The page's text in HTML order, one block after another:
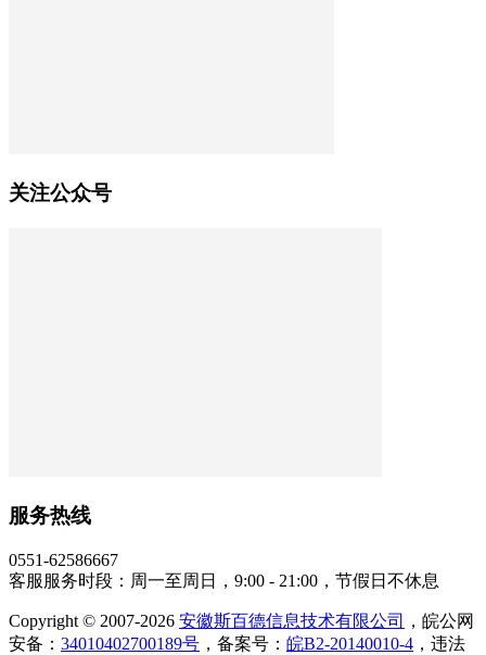
关注公众号
服务热线
0551-62586667
客服服务时段：周一至周日，9:00 - 21:00，节假日不休息
Copyright © 2007-2026 安徽斯百德信息技术有限公司
，皖公网
安备： 34010402700189号 ，备案号： 皖B2-20140010-4 ，违法